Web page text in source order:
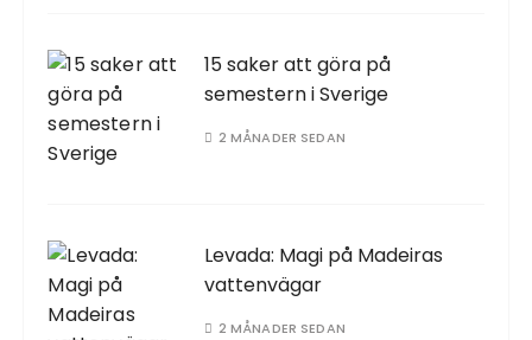
15 saker att göra på
semestern i Sverige
2 MÅNADER SEDAN
Levada: Magi på Madeiras
vattenvägar
2 MÅNADER SEDAN